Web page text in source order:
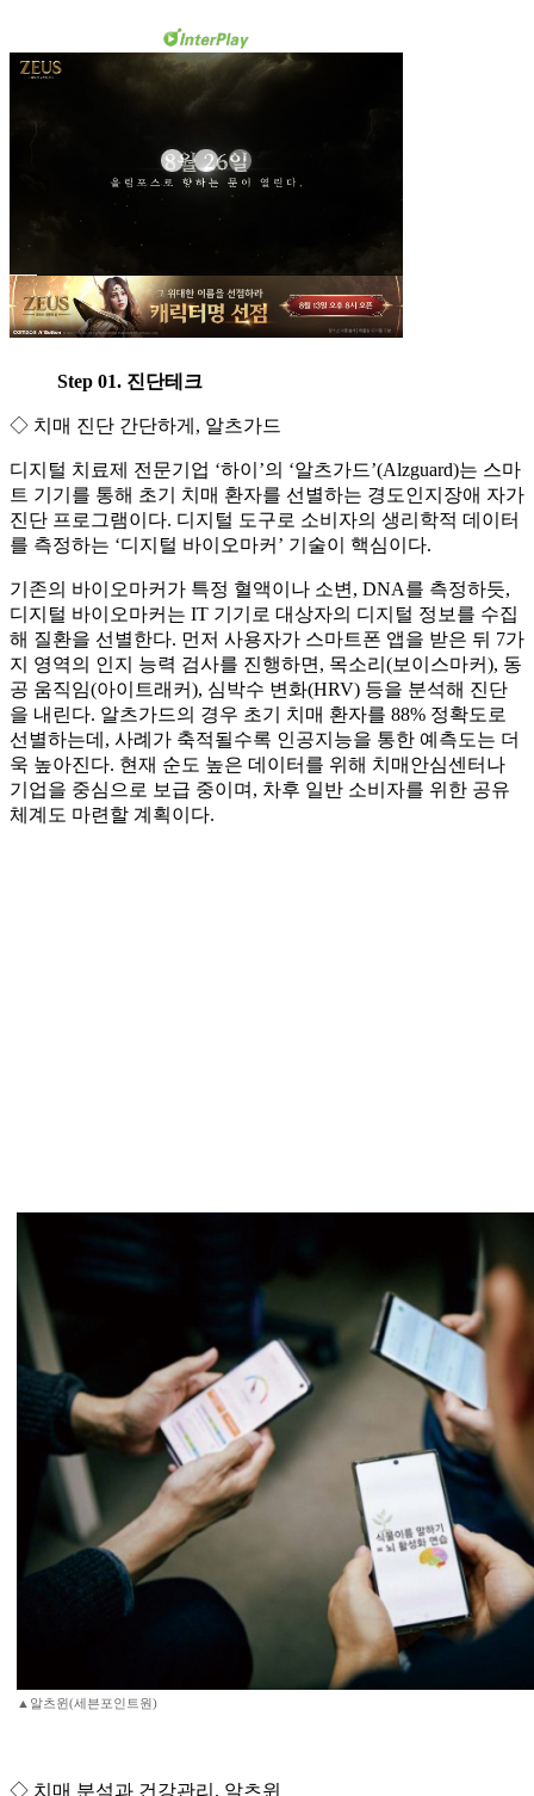
Step 01. 진단테크
◇ 치매 진단 간단하게, 알츠가드
디지털 치료제 전문기업 ‘하이’의 ‘알츠가드’(Alzguard)는 스마
트 기기를 통해 초기 치매 환자를 선별하는 경도인지장애 자가
진단 프로그램이다. 디지털 도구로 소비자의 생리학적 데이터
를 측정하는 ‘디지털 바이오마커’ 기술이 핵심이다.
기존의 바이오마커가 특정 혈액이나 소변, DNA를 측정하듯,
디지털 바이오마커는 IT 기기로 대상자의 디지털 정보를 수집
해 질환을 선별한다. 먼저 사용자가 스마트폰 앱을 받은 뒤 7가
지 영역의 인지 능력 검사를 진행하면, 목소리(보이스마커), 동
공 움직임(아이트래커), 심박수 변화(HRV) 등을 분석해 진단
을 내린다. 알츠가드의 경우 초기 치매 환자를 88% 정확도로
선별하는데, 사례가 축적될수록 인공지능을 통한 예측도는 더
욱 높아진다. 현재 순도 높은 데이터를 위해 치매안심센터나
기업을 중심으로 보급 중이며, 차후 일반 소비자를 위한 공유
체계도 마련할 계획이다.
▲알츠윈(세븐포인트원)
◇ 치매 분석과 건강관리, 알츠윈